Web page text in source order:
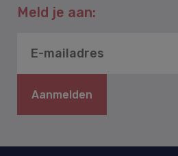
Meld je aan:
Aanmelden